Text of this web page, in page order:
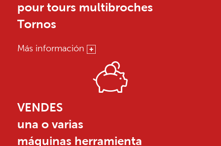
pour tours multibroches
Tornos
Más información
VENDES
una o varias
máquinas herramienta